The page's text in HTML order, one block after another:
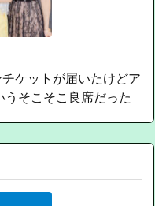
ケットが届いたけどア
そこそこ良席だった